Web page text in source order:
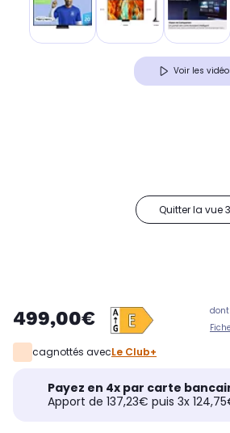
Voir les
Quitter la vue
499,00€ dont
cagnottés avecLe Club+
Payez en 4x par carte
Apport de 137,23€ puis 3x